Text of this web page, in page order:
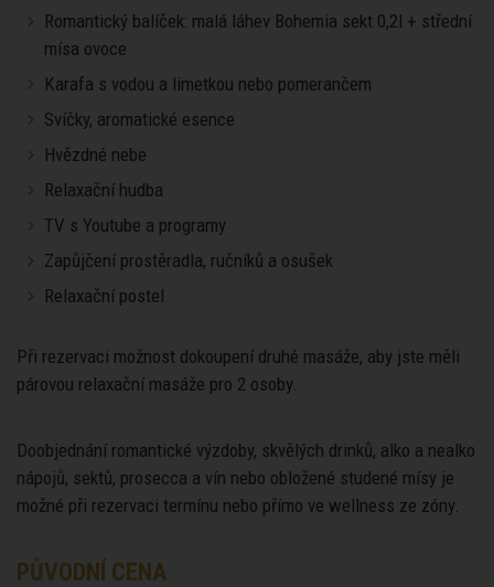
Romantický balíček: malá láhev Bohemia sekt 0,2l + střední
mísa ovoce
Karafa s vodou a limetkou nebo pomerančem
Svíčky, aromatické esence
Hvězdné nebe
Relaxační hudba
TV s Youtube a programy
Zapůjčení prostěradla, ručníků a osušek
Relaxační postel
Při rezervaci možnost dokoupení druhé masáže, aby jste měli
párovou relaxační masáže pro 2 osoby.
Doobjednání romantické výzdoby, skvělých drinků, alko a nealko
nápojů, sektů, prosecca a vín nebo obložené studené mísy je
možné při rezervaci termínu nebo přímo ve wellness ze zóny.
PŮVODNÍ CENA